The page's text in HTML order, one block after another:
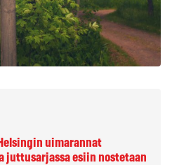
uimarannat
juttusarjassa esiin nostetaan